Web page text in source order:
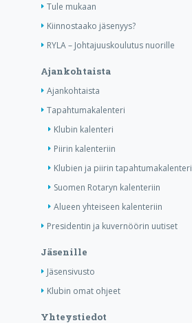
Tule mukaan
Kiinnostaako jäsenyys?
RYLA – Johtajuuskoulutus nuorille
Ajankohtaista
Ajankohtaista
Tapahtumakalenteri
Klubin kalenteri
Piirin kalenteriin
Klubien ja piirin tapahtumakalenteri
Suomen Rotaryn kalenteriin
Alueen yhteiseen kalenteriin
Presidentin ja kuvernöörin uutiset
Jäsenille
Jäsensivusto
Klubin omat ohjeet
Yhteystiedot